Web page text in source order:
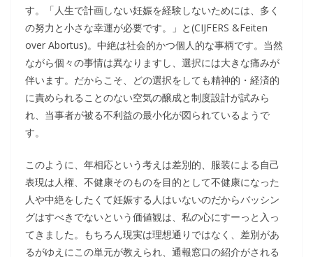
す。「人生で計画しない妊娠を経験しないためには、多く
の努力と小さな幸運が必要です。」と(CIJFERS &Feiten
over Abortus)。中絶は社会的かつ個人的な事柄です。当然
ながら個々の事情は異なりますし、選択には大きな痛みが
伴います。だからこそ、どの選択をしても精神的・経済的
に責められることのない空気の醸成と制度設計が試みら
れ、当事者が被る不利益の最小化が図られているようで
す。
このように、年相応という考えは差別的、服装による自己
表現は人権、不健康そのものを目的として不健康になった
人や中絶をしたくて妊娠する人はいないのだからバッシン
グはすべきでないという価値観は、私の心にすーっと入っ
てきました。もちろん現実は理想通りではなく、差別があ
るがゆえにこの単元が教えられ、通報窓口の紹介がされる